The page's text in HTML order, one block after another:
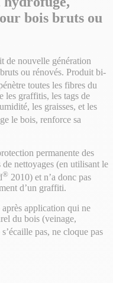
bois bruts ou
de nouvelle génération
ou rénovés. Produit bi-
toutes les fibres du
les graffitis, les tags de
les graisses, et les
le bois, renforce sa
permanente des
de nettoyages (en utilisant le
® 2010) et n’a donc pas
d’un graffiti.
application qui ne
du bois (veinage,
pas, ne cloque pas